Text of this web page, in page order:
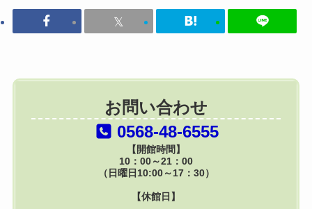
お問い合わせ
0568-48-6555
【開館時間】
10：00～21：00
（日曜日10:00～17：30）
【休館日】